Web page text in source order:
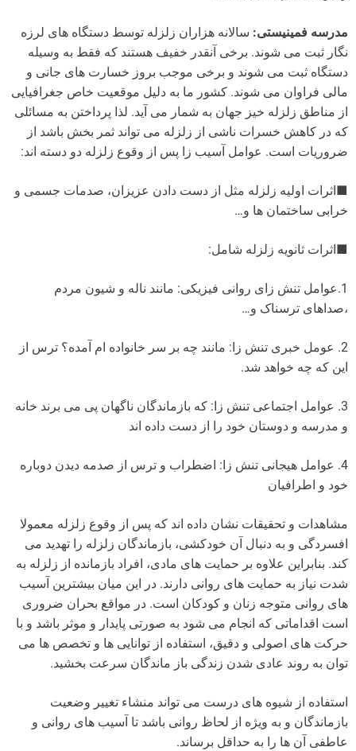
مدرسه فمینیستی: سالانه هزاران زلزله توسط دستگاه های لرزه
نگار ثبت می شوند. برخی آنقدر خفیف هستند که فقط به وسیله
دستگاه ثبت می شوند و برخی موجب بروز خسارت های جانی و
مالی فراوان می شوند. کشور ما به دلیل موقعیت خاص جغرافیایی
از مناطق زلزله خیز جهان به شمار می آید. لذا پرداختن به مسائلی
که در کاهش خسرات ناشی از زلزله می تواند ثمر بخش باشد از
ضروریات است. عوامل آسیب زا پس از وقوع زلزله دو دسته اند:
■اثرات اولیه زلزله مثل از دست دادن عزیزان، صدمات جسمی و
خرابی ساختمان ها و…
■اثرات ثانویه زلزله شامل:
1.عوامل تنش زای روانی فیزیکی: مانند ناله و شیون مردم
،صداهای ترسناک و…
2. عومل خبری تنش زا: مانند چه بر سر خانواده ام آمده؟ ترس از
این که چه خواهد شد.
3. عوامل اجتماعی تنش زا: که بازماندگان ناگهان پی می برند خانه
و مدرسه و دوستان خود را از دست داده اند
4. عوامل هیجانی تنش زا: اضطراب و ترس از صدمه دیدن دوباره
خود و اطرافیان
مشاهدات و تحقیقات نشان داده اند که پس از وقوع زلزله معمولا
افسردگی و به دنبال آن خودکشی، بازماندگان زلزله را تهدید می
کند. بنابراین علاوه بر حمایت های مادی، افراد بازمانده از زلزله به
شدت نیاز به حمایت های روانی دارند. در این میان بیشترین آسیب
های روانی متوجه زنان و کودکان است. در مواقع بحران ضروری
است اقداماتی که انجام می شود به صورتی پایدار و موثر باشد و با
حرکت های اصولی و دقیق، استفاده از توانایی ها و تخصص ها می
توان به روند عادی شدن زندگی باز ماندگان سرعت بخشید.
استفاده از شیوه های درست می تواند منشاء تغییر وضعیت
بازماندگان و به ویژه از لحاظ روانی باشد تا آسیب های روانی و
عاطفی آن ها را به حداقل برساند.